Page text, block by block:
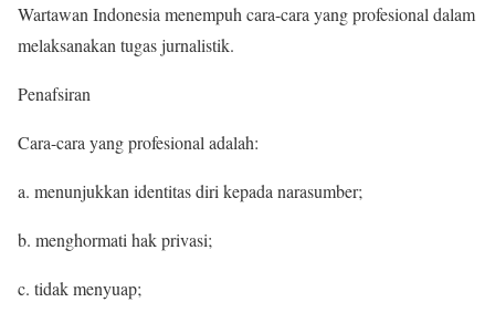
Wartawan Indonesia menempuh cara-cara yang profesional dalam
melaksanakan tugas jurnalistik.
Penafsiran
Cara-cara yang profesional adalah:
a. menunjukkan identitas diri kepada narasumber;
b. menghormati hak privasi;
c. tidak menyuap;